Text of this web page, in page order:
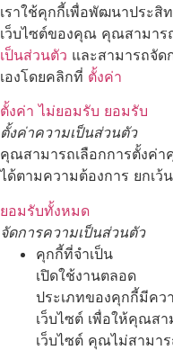
เราใช้คุกกี้เพื่อพัฒนาประ
เว็บไซต์ของคุณ คุณสามาร
เป็นส่วนตัว และสามารถจัด
เองโดยคลิกที่ ตั้งค่า
ตั้งค่า ไม่ยอมรับ ยอมรับ
ตั้งค่าความเป็นส่วนตัว
คุณสามารถเลือกการตั้งค่า
ได้ตามความต้องการ ยกเว้
ยอมรับทั้งหมด
จัดการความเป็นส่วนตัว
คุกกี้ที่จำเป็น
เปิดใช้งานตลอด
ประเภทของคุกกี้มีคว
เว็บไซต์ เพื่อให้คุณส
เว็บไซต์ คุณไม่สามา